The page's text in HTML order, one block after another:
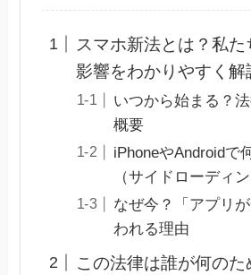
スマホ新法とは？私
影響をわかりやすく解
いつから始まる？
概要
iPhoneやAndroidで
（サイドローディン
なぜ今？「アプリ
われる理由
この法律は誰が何のた